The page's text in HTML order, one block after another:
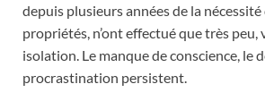
depuis plusieurs années de la nécessité
propriétés, n’ont effectué que très peu,
isolation. Le manque de conscience, le
procrastination persistent.